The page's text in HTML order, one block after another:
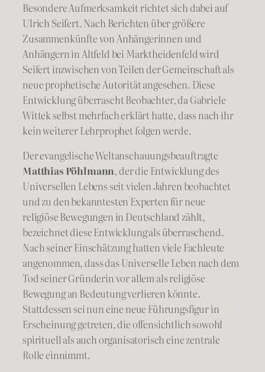
Besondere Aufmerksamkeit richtet sich dabei auf
Ulrich Seifert. Nach Berichten über größere
Zusammenkünfte von Anhängerinnen und
Anhängern in Altfeld bei Marktheidenfeld wird
Seifert inzwischen von Teilen der Gemeinschaft als
neue prophetische Autorität angesehen. Diese
Entwicklung überrascht Beobachter, da Gabriele
Wittek selbst mehrfach erklärt hatte, dass nach ihr
kein weiterer Lehrprophet folgen werde.
Der evangelische Weltanschauungsbeauftragte
Matthias Pöhlmann, der die Entwicklung des
Universellen Lebens seit vielen Jahren beobachtet
und zu den bekanntesten Experten für neue
religiöse Bewegungen in Deutschland zählt,
bezeichnet diese Entwicklung als überraschend.
Nach seiner Einschätzung hatten viele Fachleute
angenommen, dass das Universelle Leben nach dem
Tod seiner Gründerin vor allem als religiöse
Bewegung an Bedeutung verlieren könnte.
Stattdessen sei nun eine neue Führungsfigur in
Erscheinung getreten, die offensichtlich sowohl
spirituell als auch organisatorisch eine zentrale
Rolle einnimmt.